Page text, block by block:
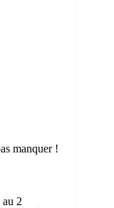
manquer !
au 2